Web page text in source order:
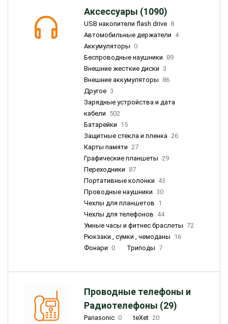
Аксессуары (1090)
USB накопители flash drive 8
Автомобильные держатели 4
Аккумуляторы 0
Беспроводные наушники 89
Внешние жесткие диски 3
Внешние аккумуляторы 86
Другое 3
Зарядные устройства и дата
кабели 502
Батарейки 15
Защитные стекла и пленка 26
Карты памяти 27
Графические планшеты 29
Переходники 87
Портативные колонки 43
Проводные наушники 30
Чехлы для планшетов 1
Чехлы для телефонов 44
Умные часы и фитнес браслеты 72
Рюкзаки , сумки , чемоданы 16
Фонари 0 Триподы 7
Проводные телефоны и
Радиотелефоны (29)
Panasonic 0 teXet 20